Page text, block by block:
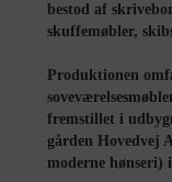
bestod af
skuffemøbler,
Produktionen
fremstillet i
gården Hovedvej
moderne hønseri)